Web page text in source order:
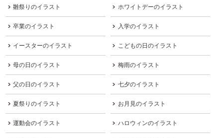
雛祭りのイラスト ホワイトデーのイラスト
卒業のイラスト 入学のイラスト
イースターのイラスト こどもの日のイラスト
母の日のイラスト 梅雨のイラスト
父の日のイラスト 七夕のイラスト
夏祭りのイラスト お月見のイラスト
運動会のイラスト ハロウィンのイラスト